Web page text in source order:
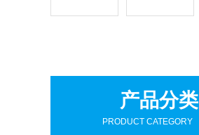
产品分类
PRODUCT CATEGORY